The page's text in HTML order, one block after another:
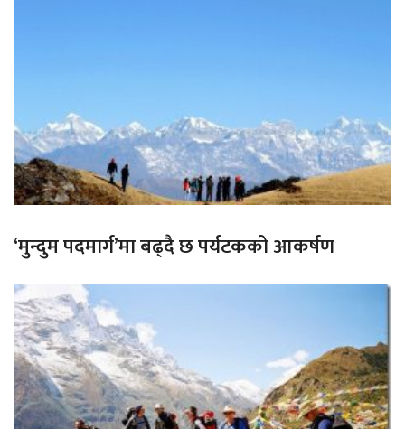
‘मुन्दुम पदमार्ग’मा बढ्दै छ पर्यटकको आकर्षण